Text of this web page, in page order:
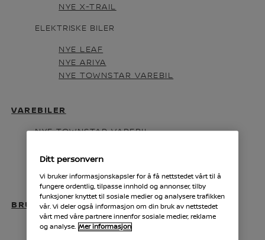
NYE X-TRAIL
ELEKTRISKE BILER
NYE LEAF
NYE ARIYA
NYE TOWNSTAR VAREBIL
VAREBILER
NYE TOWNSTAR VAREBIL
PRIMASTAR
BRUKTE BILER
Ditt personvern
Vi bruker informasjonskapsler for å få nettstedet vårt til å
fungere ordentlig, tilpasse innhold og annonser, tilby
funksjoner knyttet til sosiale medier og analysere trafikken
vår. Vi deler også informasjon om din bruk av nettstedet
vårt med våre partnere innenfor sosiale medier, reklame
og analyse. Mer informasjon